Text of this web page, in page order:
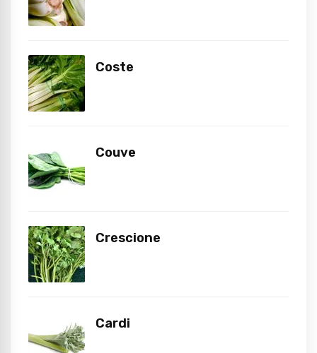
Coste
Couve
Crescione
Cardi